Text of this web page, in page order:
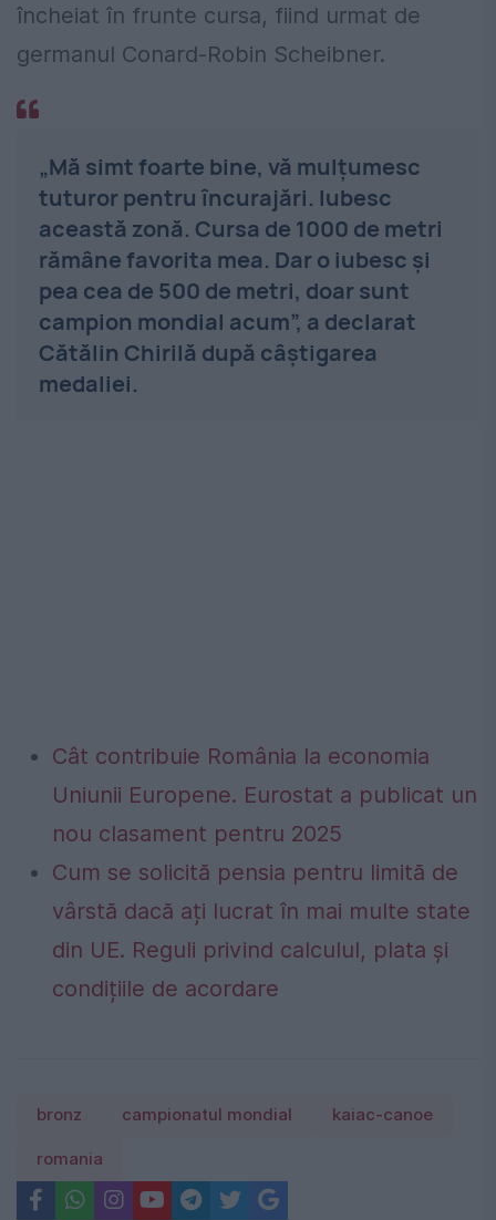
încheiat în frunte cursa, fiind urmat de
germanul Conard-Robin Scheibner.
„Mă simt foarte bine, vă mulţumesc
tuturor pentru încurajări. Iubesc
această zonă. Cursa de 1000 de metri
rămâne favorita mea. Dar o iubesc şi
pea cea de 500 de metri, doar sunt
campion mondial acum”, a declarat
Cătălin Chirilă după câștigarea
medaliei.
Cât contribuie România la economia
Uniunii Europene. Eurostat a publicat un
nou clasament pentru 2025
Cum se solicită pensia pentru limită de
vârstă dacă ați lucrat în mai multe state
din UE. Reguli privind calculul, plata și
condițiile de acordare
bronz campionatul mondial kaiac-canoe
romania